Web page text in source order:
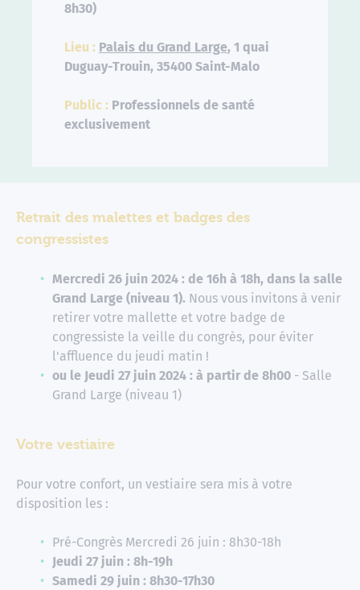
8h30)
Lieu : Palais du Grand Large, 1 quai
Duguay-Trouin, 35400 Saint-Malo
Public : Professionnels de santé
exclusivement
Retrait des malettes et badges des
congressistes
Mercredi 26 juin 2024 : de 16h à 18h, dans la salle
Grand Large (niveau 1). Nous vous invitons à venir
retirer votre mallette et votre badge de
congressiste la veille du congrès, pour éviter
l'affluence du jeudi matin !
ou le Jeudi 27 juin 2024 : à partir de 8h00 - Salle
Grand Large (niveau 1)
Votre vestiaire
Pour votre confort, un vestiaire sera mis à votre
disposition les :
Pré-Congrès Mercredi 26 juin : 8h30-18h
Jeudi 27 juin : 8h-19h
Samedi 29 juin : 8h30-17h30